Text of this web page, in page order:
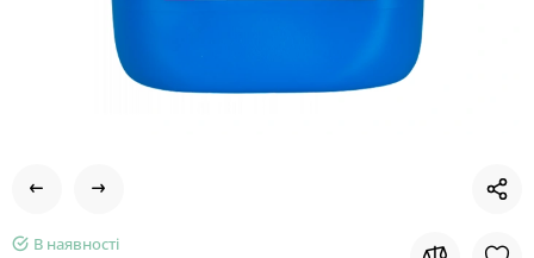
В наявності